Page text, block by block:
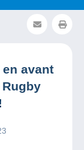
avant